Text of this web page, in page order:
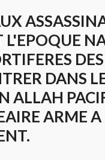
L'EPOQUE
DANS
ALLAH
ARME A